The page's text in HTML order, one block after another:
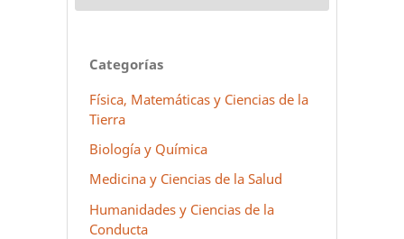
Categorías
Física, Matemáticas y Ciencias de la
Tierra
Biología y Química
Medicina y Ciencias de la Salud
Humanidades y Ciencias de la
Conducta